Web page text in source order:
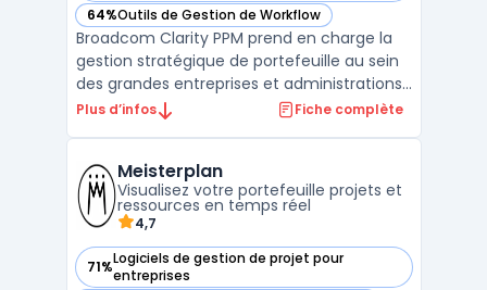
64%Outils de Gestion de Workflow
— voir Broadcom Clarity PPM dans cette catégorie
Broadcom Clarity PPM prend en charge la
gestion stratégique de portefeuille au sein
des grandes entreprises et administrations
publiques. Le logiciel s’adresse aux équipes
centraliser leurs budgets, aligner les ress ...
Plus d’infos Fiche complète
Meisterplan
Visualisez votre portefeuille projets et
ressources en temps réel
4,7
71%Logiciels de gestion de projet pour
entreprises
— voir Meisterplan dans cette catégorie